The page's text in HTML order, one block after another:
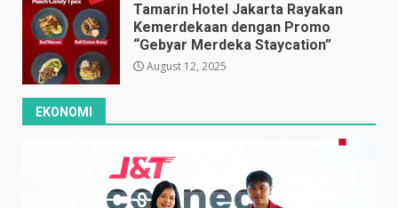
Tamarin Hotel Jakarta Rayakan
Kemerdekaan dengan Promo
“Gebyar Merdeka Staycation”
August 12, 2025
EKONOMI